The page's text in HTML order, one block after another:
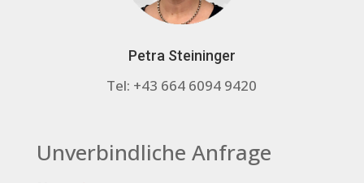
Petra Steininger
Tel: +43 664 6094 9420
Unverbindliche Anfrage